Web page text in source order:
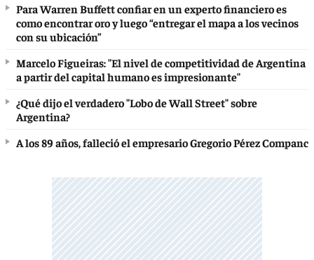
Para Warren Buffett confiar en un experto financiero es
como encontrar oro y luego “entregar el mapa a los vecinos
con su ubicación”
Marcelo Figueiras: "El nivel de competitividad de Argentina
a partir del capital humano es impresionante"
¿Qué dijo el verdadero "Lobo de Wall Street" sobre
Argentina?
A los 89 años, falleció el empresario Gregorio Pérez Companc